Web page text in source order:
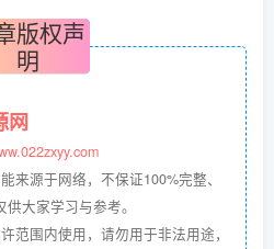
版权声
明
网
来源于网络，不保证100%完整、
大家学习与参考。
范围内使用，请勿用于非法用途，